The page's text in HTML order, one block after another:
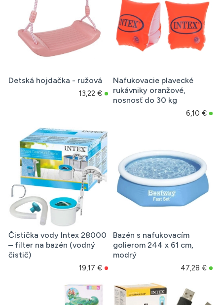
Detská hojdačka - ružová
13,22 €
Nafukovacie plavecké
rukávniky oranžové,
nosnosť do 30 kg
6,10 €
Čistička vody Intex 28000
– filter na bazén (vodný
čistič)
19,17 €
Bazén s nafukovacím
golierom 244 x 61 cm,
modrý
47,28 €